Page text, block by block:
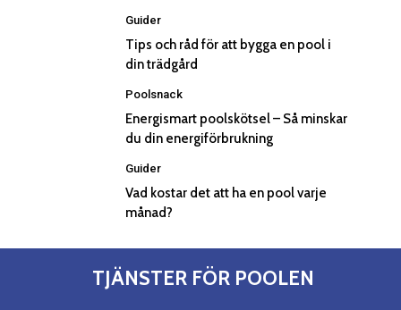
Guider
Tips och råd för att bygga en pool i
din trädgård
Poolsnack
Energismart poolskötsel – Så minskar
du din energiförbrukning
Guider
Vad kostar det att ha en pool varje
månad?
TJÄNSTER FÖR POOLEN